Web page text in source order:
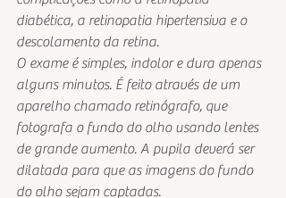
diabética, a retinopatia hipertensiva e o
descolamento da retina.
O exame é simples, indolor e dura apenas
alguns minutos. É feito através de um
aparelho chamado retinógrafo, que
fotografa o fundo do olho usando lentes
de grande aumento. A pupila deverá ser
dilatada para que as imagens do fundo
do olho sejam captadas.